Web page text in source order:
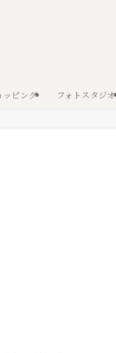
ッピング フォトスタジオ